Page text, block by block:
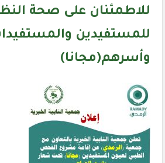
للاطمئنان على صحة
للمستفيدين
وأسرهم(مجانا)